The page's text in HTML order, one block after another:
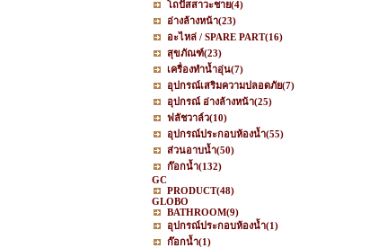
โถปัสสาวะชาย(4)
อ่างล้างหน้า(23)
อะไหล่ / SPARE PART(16)
สุขภัณฑ์(23)
เครื่องทำน้ำอุ่น(7)
อุปกรณ์เสริมความปลอดภัย(7)
อุปกรณ์ อ่างล้างหน้า(25)
ฟลัชวาล์ว(10)
อุปกรณ์ประกอบห้องน้ำ(55)
ส่วนอาบน้ำ(50)
ก๊อกน้ำ(132)
GC
PRODUCT(48)
GLOBO
BATHROOM(9)
อุปกรณ์ประกอบห้องน้ำ(1)
ก๊อกน้ำ(1)